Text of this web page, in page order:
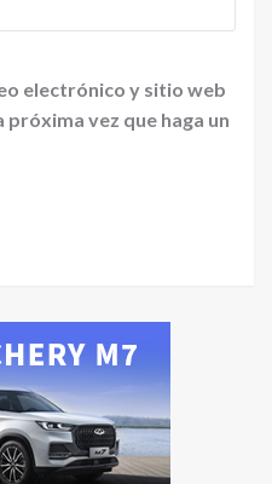
electrónico y sitio web
vez que haga un